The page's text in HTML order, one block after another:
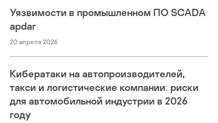
Уязвимости в промышленном ПО SCADA
apdar
20 апреля 2026
Кибератаки на автопроизводителей,
такси и логистические компании: риски
для автомобильной индустрии в 2026
году